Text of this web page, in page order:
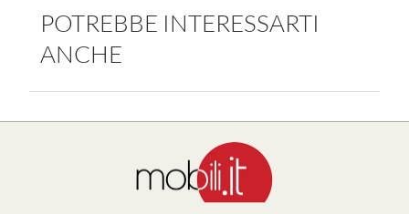
POTREBBE INTERESSARTI
ANCHE